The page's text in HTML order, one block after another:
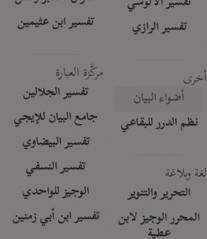
تفسير الرازي
أخرى
أضواء البيان
نظم الدرر للبقاعي
لغة وبلاغة
التحرير والتنوير
المحرر الوجيز لابن
عطية
تفسير ابن عثيمين
مركَّزة العبارة
تفسير الجلالين
جامع البيان للإيجي
تفسير البيضاوي
تفسير النسفي
الوجيز للواحدي
تفسير ابن أبي زمنين